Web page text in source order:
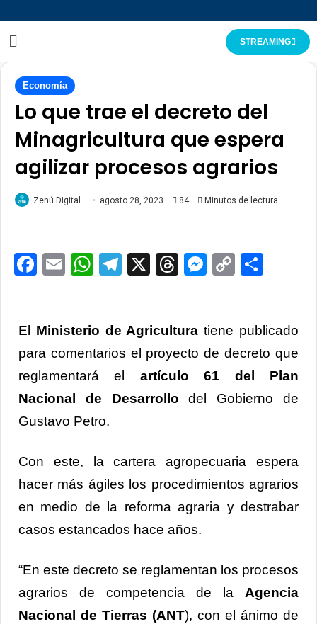
STREAMING
Economía
Lo que trae el decreto del
Minagricultura que espera
agilizar procesos agrarios
Zenú Digital agosto 28, 2023 84 Minutos de lectura
Facebook
EmailWhatsApp
Telegram
X ThreadsCopy
El Ministerio de Agriculturatiene publicado
para comentarios el proyecto de decreto que
reglamentará el artículo 61 del Plan
Nacional de Desarrollo del Gobierno de
Gustavo Petro.
Con este, la cartera agropecuaria espera
hacer más ágiles los procedimientos agrarios
en medio de la reforma agraria y destrabar
casos estancados hace años.
“En este decreto se reglamentan los procesos
agrarios de competencia de la Agencia
Nacional de Tierras (ANT), con el ánimo de